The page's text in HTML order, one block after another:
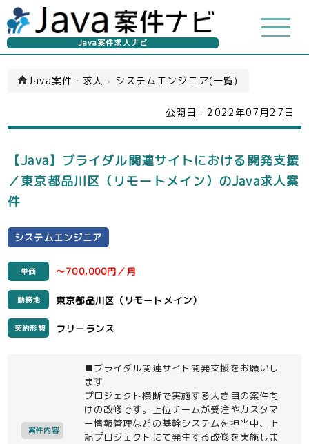
Java案件求人ナビ
Java案件・求人 › システムエンジニア(一覧)
公開日： 2022年07月27日
【Java】ブライダル関連サイトにおける開発支援
／東京都品川区（リモートメイン）のJava求人案
件
システムエンジニア
単価 〜700,000円／月
勤務地 東京都品川区（リモートメイン）
契約形態 フリーランス
案件内容
■ブライダル関連サイト開発支援をお願いし
ます
プロジェクト横断で実施する大き目の案件向
けの改修です。上位チームが受注やカスタマ
ー情報管理などの基幹システムを担当中、上
記プロジェクトにて発生する改修を実施しま